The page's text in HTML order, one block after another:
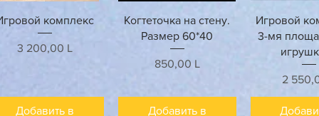
Быстрый просмотр
комплекс
Цена
3 200,00 L
Добавить в
Быстрый просмотр
Когтеточка на стену.
Размер 60*40
Цена
850,00 L
Добавить в
Быстрый
Игровой
3-мя
Цена
2